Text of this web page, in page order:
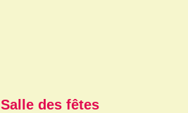
Salle des fêtes